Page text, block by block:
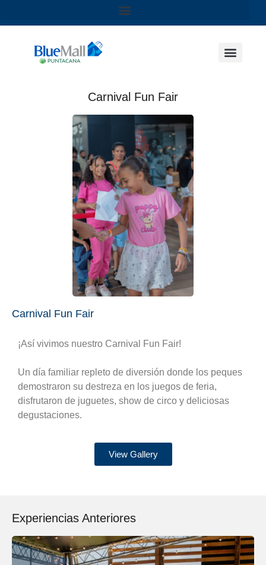
Carnival Fun Fair
Carnival Fun Fair
¡Así vivimos nuestro Carnival Fun Fair!
Un día familiar repleto de diversión donde los peques
demostraron su destreza en los juegos de feria,
disfrutaron de juguetes, show de circo y deliciosas
degustaciones.
View Gallery
Experiencias Anteriores